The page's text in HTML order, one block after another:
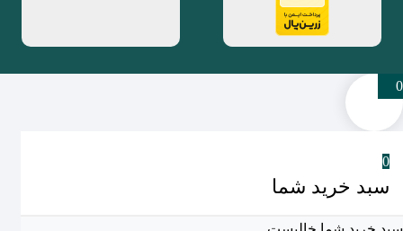
0
0
سبد خرید شما